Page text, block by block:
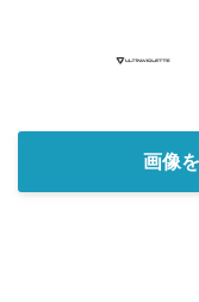
画像